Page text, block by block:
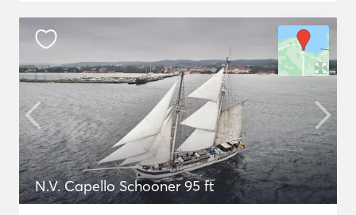
N.V. Capello Schooner 95 ft